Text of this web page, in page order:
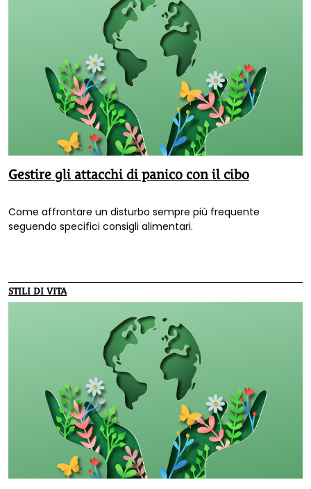
Gestire gli attacchi di panico con il cibo
Come affrontare un disturbo sempre più frequente
seguendo specifici consigli alimentari.
STILI DI VITA